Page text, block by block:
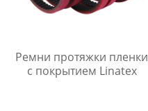
Ремни протяжки пленки
с покрытием Linatex